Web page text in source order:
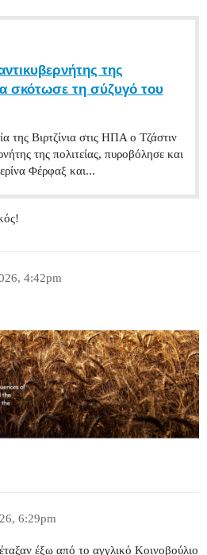
της
σκότωσε τη σύζυγό του
της Βιρτζίνια στις ΗΠΑ ο Τζάστιν
της πολιτείας, πυροβόλησε και
Φέρφαξ και...
4:42pm
6:29pm
έξω από το αγγλικό Κοινοβούλιο